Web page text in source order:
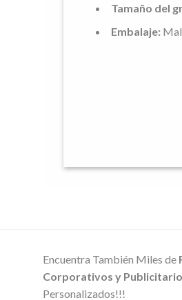
Tamaño del
Embalaje:
Encuentra También Miles de
Corporativos y
Personalizados!!!